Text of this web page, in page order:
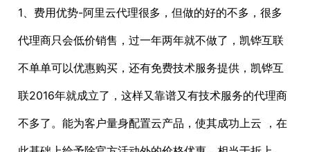
1、费用优势-阿里云代理很多，但做的好的不多，很多
代理商只会低价销售，过一年两年就不做了，凯铧互联
不单单可以优惠购买，还有免费技术服务提供，凯铧互
联2016年就成立了，这样又靠谱又有技术服务的代理商
不多了。能为客户量身配置云产品，使其成功上云 ，在